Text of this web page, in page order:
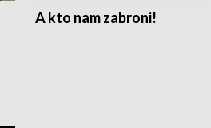
A kto nam zabroni!